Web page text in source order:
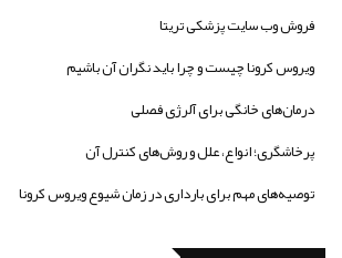
فروش وب سایت پزشکی تریتا
ویروس کرونا چیست و چرا باید نگران آن باشیم
درمان‌های خانگی برای آلرژی فصلی
پرخاشگری؛ انواع، علل و روش‌های کنترل آن
توصیه‌های مهم برای بارداری در زمان شیوع ویروس کرونا